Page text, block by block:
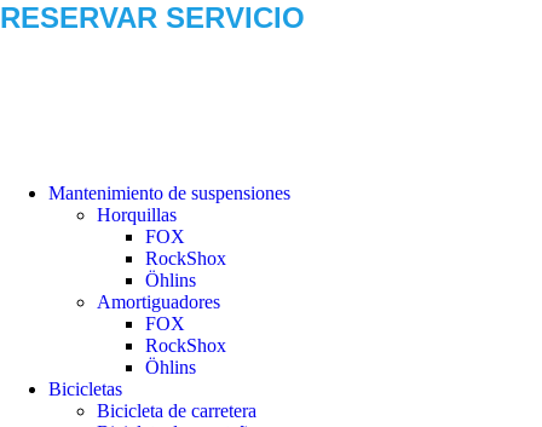
RESERVAR SERVICIO
Mantenimiento de suspensiones
Horquillas
FOX
RockShox
Öhlins
Amortiguadores
FOX
RockShox
Öhlins
Bicicletas
Bicicleta de carretera